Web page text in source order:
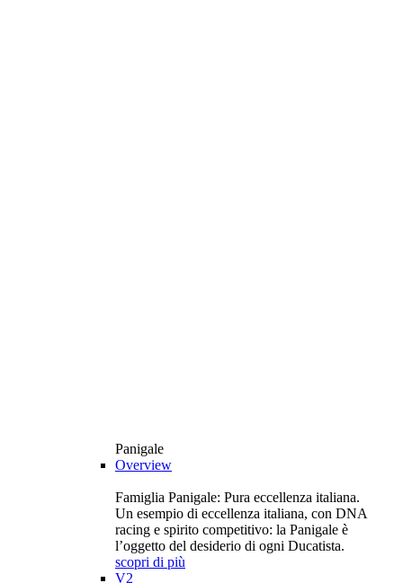
Panigale
Overview
Famiglia Panigale: Pura eccellenza italiana.
Un esempio di eccellenza italiana, con DNA
racing e spirito competitivo: la Panigale è
l’oggetto del desiderio di ogni Ducatista.
scopri di più
V2